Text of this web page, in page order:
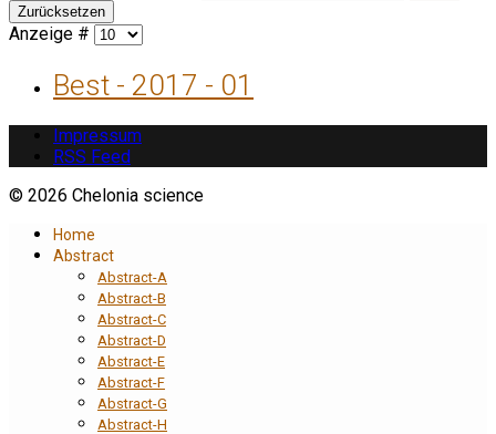
Zurücksetzen
Anzeige #
Best - 2017 - 01
Impressum
RSS Feed
© 2026 Chelonia science
Home
Abstract
Abstract-A
Abstract-B
Abstract-C
Abstract-D
Abstract-E
Abstract-F
Abstract-G
Abstract-H